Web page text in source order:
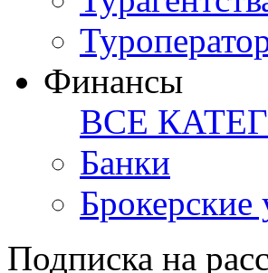
Финансы
ВСЕ
Банки
Брокерские
Подписка на